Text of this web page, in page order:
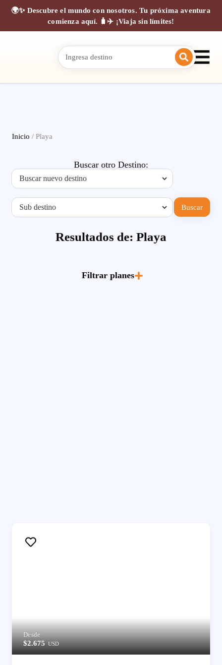
🌍✨ Descubre el mundo con nosotros. Tu próxima aventura
comienza aquí. 🧳✈️ ¡Viaja sin límites!
Inicio / Playa
Buscar otro Destino:
Buscar
Resultados de: Playa
Filtrar planes
Desde
$2.675USD